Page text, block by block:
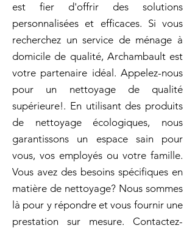
est fier d'offrir des solutions
personnalisées et efficaces. Si vous
recherchez un service de ménage à
domicile de qualité, Archambault est
votre partenaire idéal. Appelez-nous
pour un nettoyage de qualité
supérieure!. En utilisant des produits
de nettoyage écologiques, nous
garantissons un espace sain pour
vous, vos employés ou votre famille.
Vous avez des besoins spécifiques en
matière de nettoyage? Nous sommes
là pour y répondre et vous fournir une
prestation sur mesure. Contactez-